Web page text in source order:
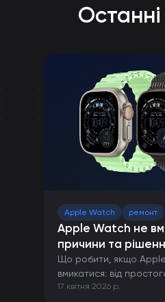
Останні
Apple Watch ремонт
Apple Watch не
причини та
Що робити, якщо
вмикатися: від
перезавантаження до
17 квітня 2026 р.